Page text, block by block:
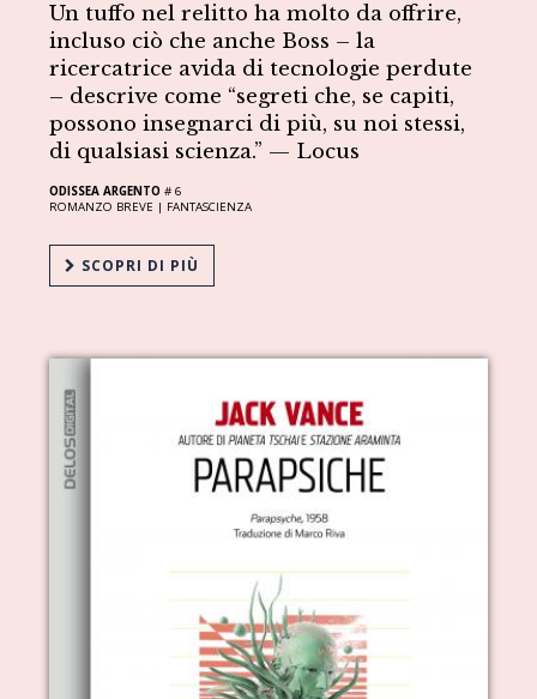
Un tuffo nel relitto ha molto da offrire,
incluso ciò che anche Boss – la
ricercatrice avida di tecnologie perdute
– descrive come “segreti che, se capiti,
possono insegnarci di più, su noi stessi,
di qualsiasi scienza.” — Locus
ODISSEA ARGENTO # 6
ROMANZO BREVE | FANTASCIENZA
SCOPRI DI PIÙ